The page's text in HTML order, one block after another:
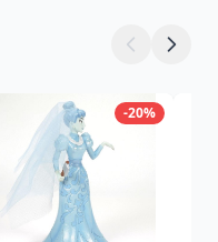
-20%